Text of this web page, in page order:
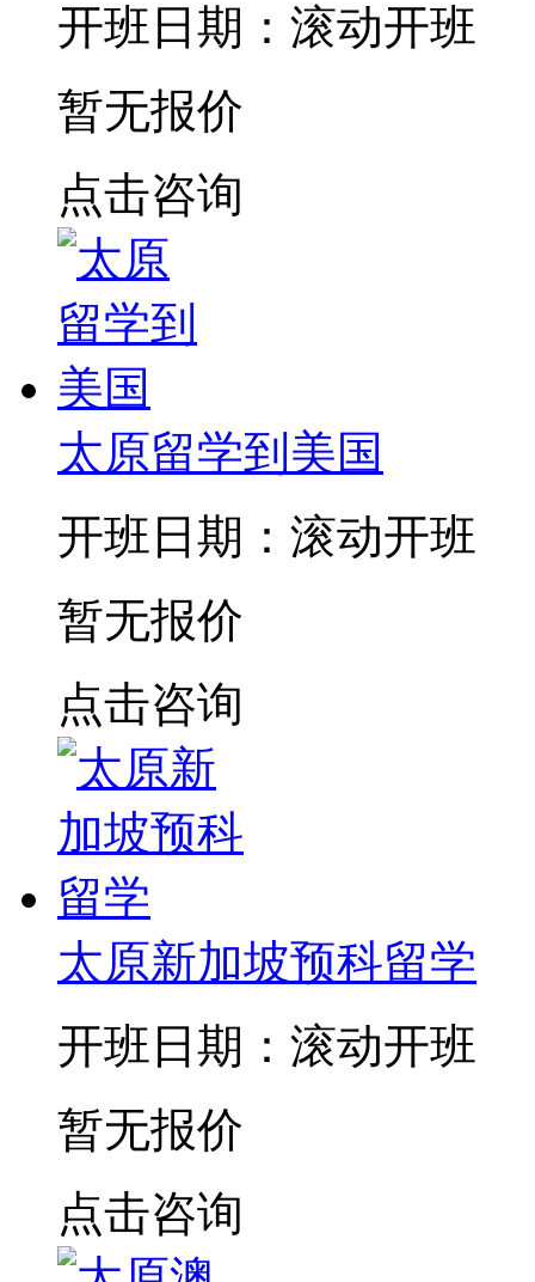
开班日期：滚动开班
暂无报价
点击咨询
太原留学到美国
开班日期：滚动开班
暂无报价
点击咨询
太原新加坡预科留学
开班日期：滚动开班
暂无报价
点击咨询